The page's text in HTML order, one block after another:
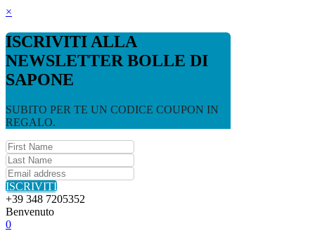
×
ISCRIVITI ALLA
NEWSLETTER BOLLE DI
SAPONE
SUBITO PER TE UN CODICE COUPON IN
REGALO.
ISCRIVITI
+39 348 7205352
Benvenuto
0